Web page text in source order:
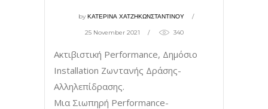
byΚΑΤΕΡΙΝΑ ΧΑΤΖΗΚΩΝΣΤΑΝΤΙΝΟΥ
25 November 2021 340
Ακτιβιστική Performance, Δημόσιο
Installation Ζωντανής Δράσης-
Αλληλεπίδρασης.
Μια Σιωπηρή Performance-